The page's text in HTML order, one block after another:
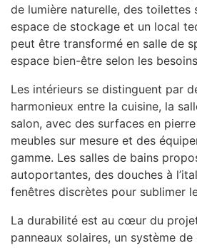
de lumière naturelle, des toilettes
espace de stockage et un local
peut être transformé en salle de
espace bien-être selon les
Les intérieurs se distinguent par
harmonieux entre la cuisine, la
salon, avec des surfaces en
meubles sur mesure et des
gamme. Les salles de bains
autoportantes, des douches à
fenêtres discrètes pour sublimer
La durabilité est au cœur du
panneaux solaires, un système